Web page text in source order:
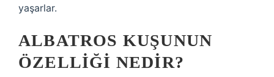
yaşarlar.
ALBATROS KUŞUNUN
ÖZELLIĞI NEDIR?